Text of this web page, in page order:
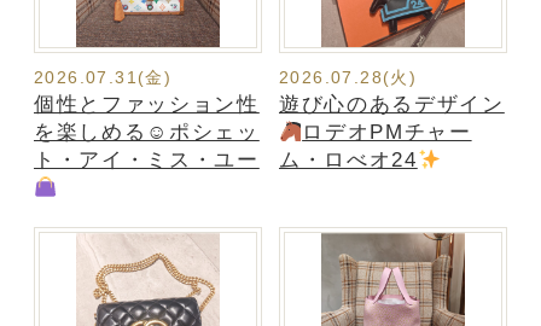
2026.07.31(金)
個性とファッション性
を楽しめる☺ポシェッ
ト・アイ・ミス・ユー
2026.07.28(火)
遊び心のあるデザイン
ロデオPMチャー
ム・ロべオ24